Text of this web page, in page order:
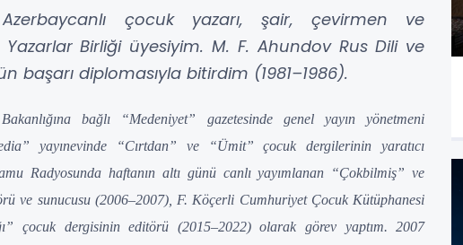
çocuk yazarı, şair, çevirmen ve
Birliği üyesiyim. M. F. Ahundov Rus Dili ve
başarı diplomasıyla bitirdim (1981–1986).
bağlı “Medeniyet” gazetesinde genel yayın yönetmeni
yayınevinde “Cırtdan” ve “Ümit” çocuk dergilerinin yaratıcı
Radyosunda haftanın altı günü canlı yayımlanan “Çokbilmiş” ve
ve sunucusu (2006–2007), F. Köçerli Cumhuriyet Çocuk Kütüphanesi
çocuk dergisinin editörü (2015–2022) olarak görev yaptım. 2007